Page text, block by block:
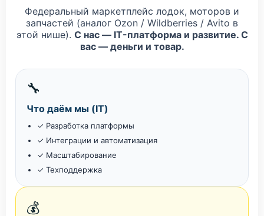
Федеральный маркетплейс лодок, моторов и
запчастей (аналог Ozon / Wildberries / Avito в
этой нише). С нас — IT-платформа и развитие. С
вас — деньги и товар.
🔧
Что даём мы (IT)
✓ Разработка платформы
✓ Интеграции и автоматизация
✓ Масштабирование
✓ Техподдержка
💰